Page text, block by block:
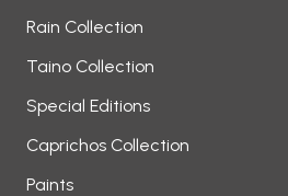
Rain Collection
Taino Collection
Special Editions
Caprichos Collection
Paints